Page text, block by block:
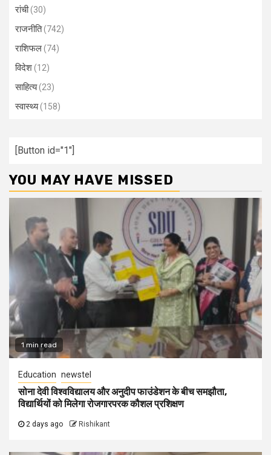
रांची(30)
राजनीति(742)
राशिफल(74)
विदेश(12)
साहित्य(23)
स्वास्थ्य(158)
[Button id="1"]
YOU MAY HAVE MISSED
1 min read
Education newstel
सोना देवी विश्वविद्यालय और अनुदीप फाउंडेशन के बीच समझौता,
विद्यार्थियों को मिलेगा रोजगारपरक कौशल प्रशिक्षण
2 days ago Rishikant